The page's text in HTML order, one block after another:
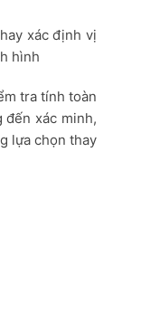
xác định vị
hình
tra tính toàn
xác minh,
lựa chọn thay